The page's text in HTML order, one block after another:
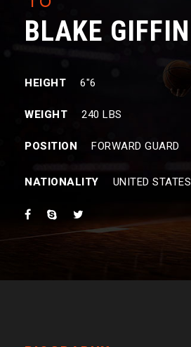
BLAKE GIFFIN
HEIGHT 6″6
WEIGHT 240 LBS
POSITION FORWARD GUARD
NATIONALITY UNITED STATES